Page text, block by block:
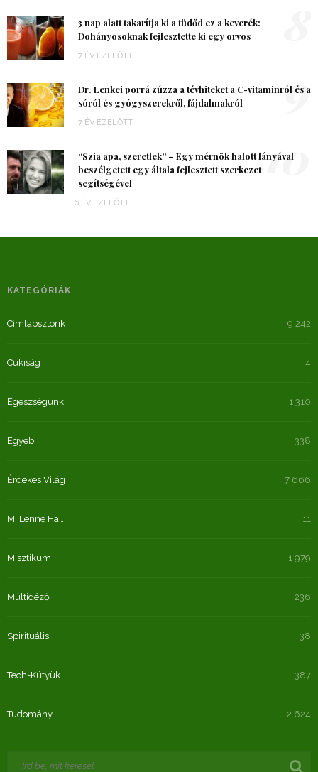
3 nap alatt takarítja ki a tüdőd ez a keverék:
Dohányosoknak fejlesztette ki egy orvos
7 ÉV EZELŐTT
Dr. Lenkei porrá zúzza a tévhiteket a C-vitaminról és a
sóról és gyógyszerekről, fájdalmakról
7 ÉV EZELŐTT
9
“Szia apa, szeretlek” – Egy mérnök halott lányával
beszélgetett egy általa fejlesztett szerkezet
segítségével
6 ÉV EZELŐTT
10
KATEGÓRIÁK
Címlapsztorik 9 242
Cukiság 4
Egészségünk 1 310
Egyéb 338
Érdekes Világ 7 666
Mi Lenne Ha… 11
Misztikum 1 979
Múltidéző 236
Spirituális 38
Tech-Kütyük 387
Tudomány 2 624